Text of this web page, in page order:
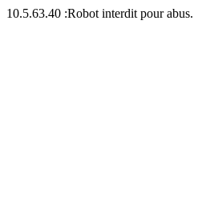
10.5.63.40 :Robot interdit pour abus.